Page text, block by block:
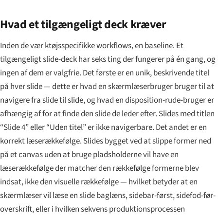
Hvad et tilgængeligt deck kræver
Inden de vær ktøjsspecifikke workflows, en baseline. Et
tilgængeligt slide-deck har seks ting der fungerer på én gang, og
ingen af dem er valgfrie. Det første er en unik, beskrivende titel
på hver slide — dette er hvad en skærmlæserbruger bruger til at
navigere fra slide til slide, og hvad en disposition-rude-bruger er
afhængig af for at finde den slide de leder efter. Slides med titlen
“Slide 4” eller “Uden titel” er ikke navigerbare. Det andet er en
korrekt læserækkefølge. Slides bygget ved at slippe former ned
på et canvas uden at bruge pladsholderne vil have en
læserækkefølge der matcher den rækkefølge formerne blev
indsat, ikke den visuelle rækkefølge — hvilket betyder at en
skærmlæser vil læse en slide baglæns, sidebar-først, sidefod-før-
overskrift, eller i hvilken sekvens produktionsprocessen